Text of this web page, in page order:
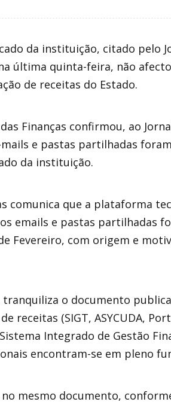
da instituição, citado pelo
última quinta-feira, não
de receitas do Estado.
Finanças confirmou, ao
e pastas partilhadas
da instituição.
comunica que a plataforma
emails e pastas partilhadas
Fevereiro, com origem e
o documento
receitas (SIGT, ASYCUDA,
Integrado de Gestão
encontram-se em pleno
mesmo documento,